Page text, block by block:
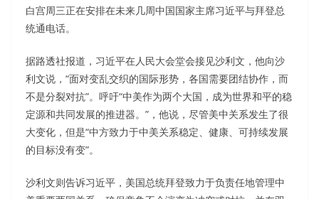
白宫周三正在安排在未来几周中国国家主席习近平与拜登总
统通电话。
据路透社报道，习近平在人民大会堂会接见沙利文，他向沙
利文说，“面对变乱交织的国际形势，各国需要团结协作，而
不是分裂对抗”。呼吁“中美作为两个大国，成为世界和平的稳
定源和共同发展的推进器。”，他说，尽管美中关系发生了很
大变化，但是“中方致力于中美关系稳定、健康、可持续发展
的目标没有变”。
沙利文则告诉习近平，美国总统拜登致力于负责任地管理中